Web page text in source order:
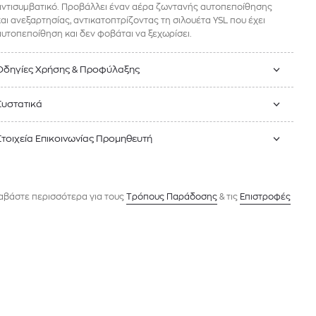
Προβάλλει έναν αέρα ζωντανής αυτοπεποίθησης
ανεξαρτησίας, αντικατοπτρίζοντας τη σιλουέτα YSL που έχει
και δεν φοβάται να ξεχωρίσει.
Χρήσης & Προφύλαξης
Επικοινωνίας Προμηθευτή
περισσότερα για τους Tρόπους Παράδοσης & τις Επιστροφές